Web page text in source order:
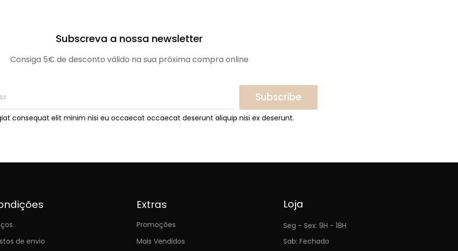
Subscreva a nossa newsletter
Consiga 5€ de desconto válido na sua próxima compra online
Subscribe
consequat elit minim nisi eu occaecat occaecat deserunt aliquip nisi ex deserunt.
de envio
Extras
Promoções
Mais Vendidos
Loja
Seg - Sex: 9H - 18H
Sab: Fechado